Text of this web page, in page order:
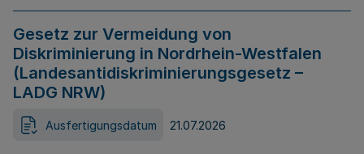
Gesetz zur Vermeidung von
Diskriminierung in Nordrhein-Westfalen
(Landesantidiskriminierungsgesetz –
LADG NRW)
Ausfertigungsdatum 21.07.2026